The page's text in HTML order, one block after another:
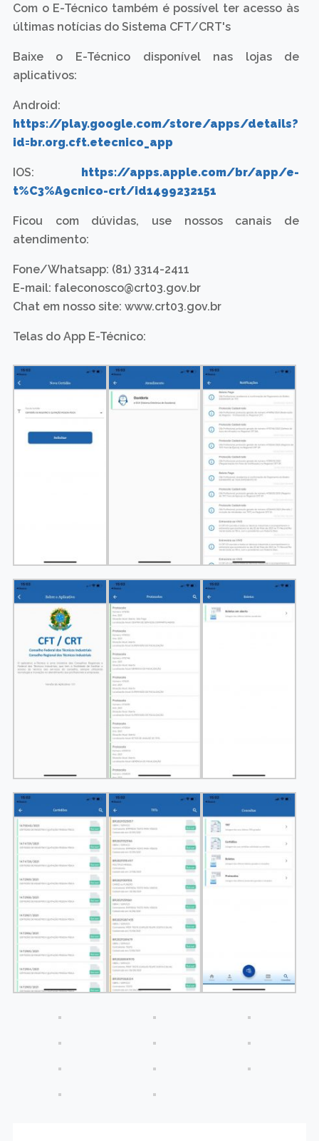
Com o E-Técnico também é possível ter acesso às
últimas notícias do Sistema CFT/CRT's
Baixe o E-Técnico disponível nas lojas de
aplicativos:
Android:
https://play.google.com/store/apps/details?
id=br.org.cft.etecnico_app
IOS: https://apps.apple.com/br/app/e-
t%C3%A9cnico-crt/id1499232151
Ficou com dúvidas, use nossos canais de
atendimento:
Fone/Whatsapp: (81) 3314-2411
E-mail: faleconosco@crt03.gov.br
Chat em nosso site: www.crt03.gov.br
Telas do App E-Técnico: